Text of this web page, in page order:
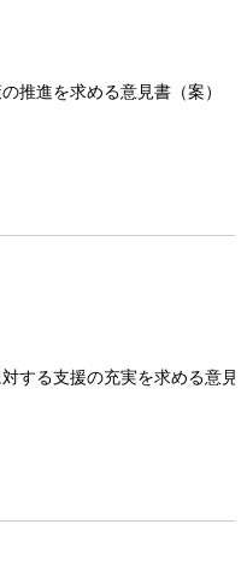
推進を求める意見書（案）
する支援の充実を求める意見